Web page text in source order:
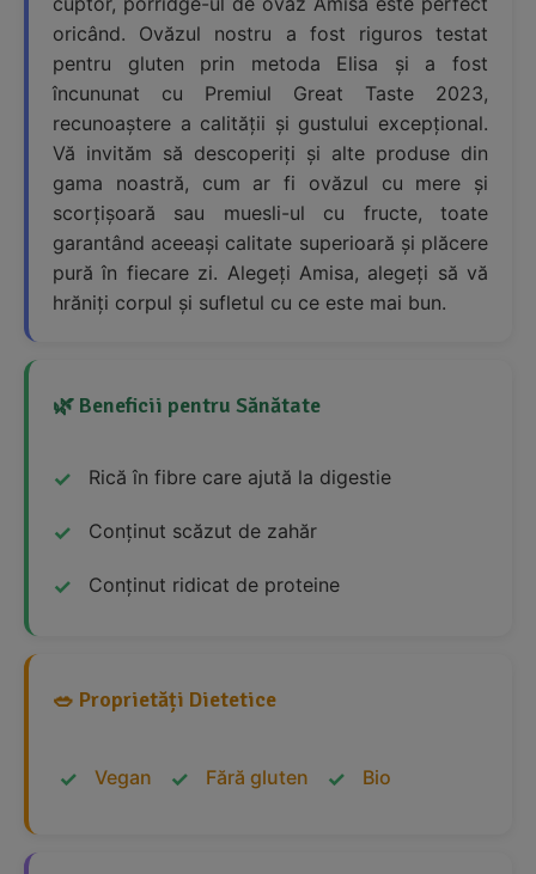
oricând. Ovăzul nostru a fost riguros testat
pentru gluten prin metoda Elisa și a fost
încununat cu Premiul Great Taste 2023,
recunoaștere a calității și gustului excepțional.
Vă invităm să descoperiți și alte produse din
gama noastră, cum ar fi ovăzul cu mere și
scorțișoară sau muesli-ul cu fructe, toate
garantând aceeași calitate superioară și plăcere
pură în fiecare zi. Alegeți Amisa, alegeți să vă
hrăniți corpul și sufletul cu ce este mai bun.
🌿 Beneficii pentru Sănătate
Rică în fibre care ajută la digestie
Conținut scăzut de zahăr
Conținut ridicat de proteine
🥗 Proprietăți Dietetice
Vegan Fără gluten Bio